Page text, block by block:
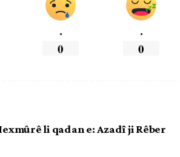
.
0
.
0
li qadan e: Azadî ji Rêber